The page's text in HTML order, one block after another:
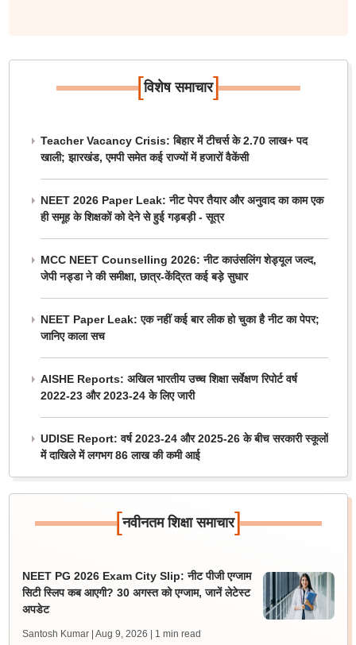
[विशेष समाचार]
Teacher Vacancy Crisis: बिहार में टीचर्स के 2.70 लाख+ पद
खाली; झारखंड, एमपी समेत कई राज्यों में हजारों वैकेंसी
NEET 2026 Paper Leak: नीट पेपर तैयार और अनुवाद का काम एक
ही समूह के शिक्षकों को देने से हुई गड़बड़ी - सूत्र
MCC NEET Counselling 2026: नीट काउंसलिंग शेड्यूल जल्द,
जेपी नड्डा ने की समीक्षा, छात्र-केंद्रित कई बड़े सुधार
NEET Paper Leak: एक नहीं कई बार लीक हो चुका है नीट का पेपर;
जानिए काला सच
AISHE Reports: अखिल भारतीय उच्च शिक्षा सर्वेक्षण रिपोर्ट वर्ष
2022-23 और 2023-24 के लिए जारी
UDISE Report: वर्ष 2023-24 और 2025-26 के बीच सरकारी स्कूलों
में दाखिले में लगभग 86 लाख की कमी आई
[नवीनतम शिक्षा समाचार]
NEET PG 2026 Exam City Slip: नीट पीजी एग्जाम
सिटी स्लिप कब आएगी? 30 अगस्त को एग्जाम, जानें लेटेस्ट
अपडेट
Santosh Kumar | Aug 9, 2026 | 1 min read